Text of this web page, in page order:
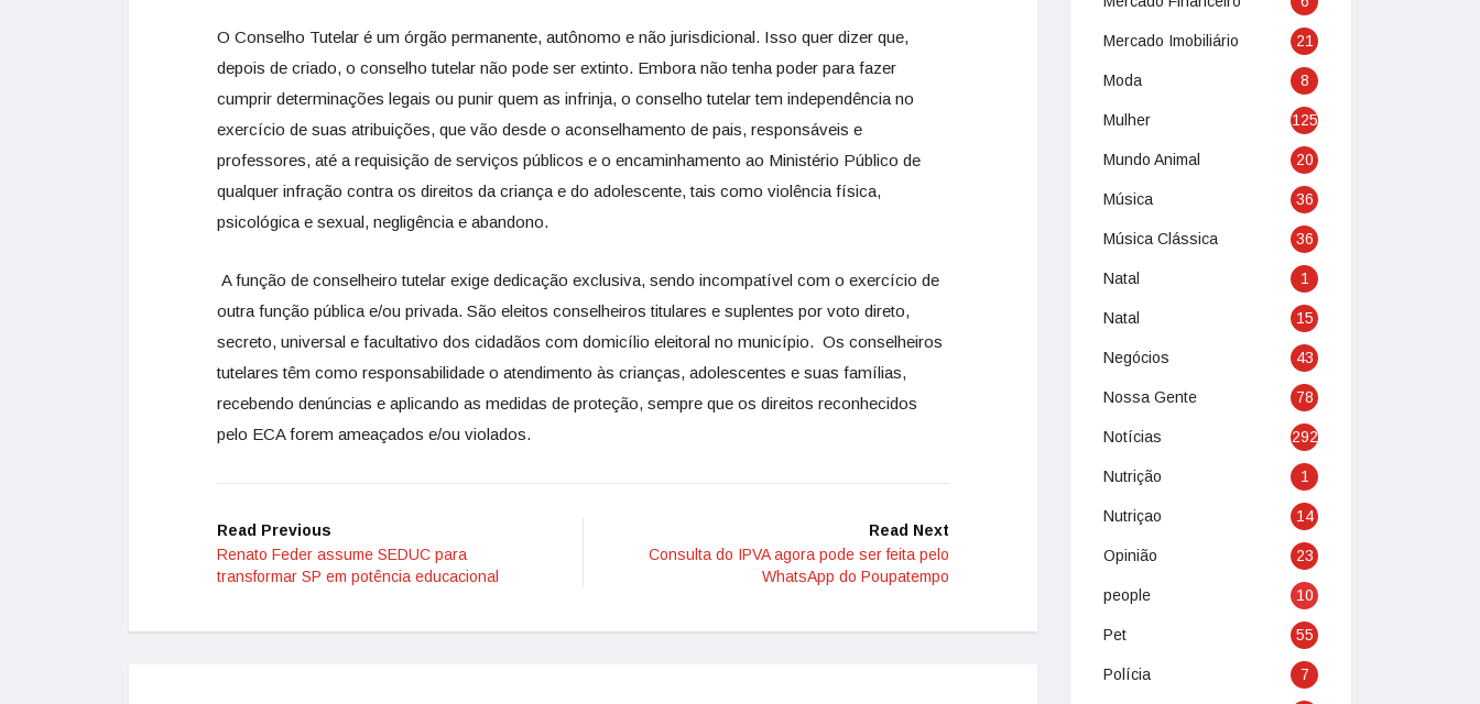
O Conselho Tutelar é um órgão permanente, autônomo e não jurisdicional. Isso quer dizer que,
depois de criado, o conselho tutelar não pode ser extinto. Embora não tenha poder para fazer
cumprir determinações legais ou punir quem as infrinja, o conselho tutelar tem independência no
exercício de suas atribuições, que vão desde o aconselhamento de pais, responsáveis e
professores, até a requisição de serviços públicos e o encaminhamento ao Ministério Público de
qualquer infração contra os direitos da criança e do adolescente, tais como violência física,
psicológica e sexual, negligência e abandono.
A função de conselheiro tutelar exige dedicação exclusiva, sendo incompatível com o exercício de
outra função pública e/ou privada. São eleitos conselheiros titulares e suplentes por voto direto,
secreto, universal e facultativo dos cidadãos com domicílio eleitoral no município. Os conselheiros
tutelares têm como responsabilidade o atendimento às crianças, adolescentes e suas famílias,
recebendo denúncias e aplicando as medidas de proteção, sempre que os direitos reconhecidos
pelo ECA forem ameaçados e/ou violados.
Read Previous
Renato Feder assume SEDUC para
transformar SP em potência educacional
Read Next
Consulta do IPVA agora pode ser feita pelo
WhatsApp do Poupatempo
Mercado Imobiliário 21
Moda 8
Mulher 125
Mundo Animal 20
Música 36
Música Clássica 36
Natal 1
Natal 15
Negócios 43
Nossa Gente 78
Notícias 292
Nutrição 1
Nutriçao 14
Opinião 23
people 10
Pet 55
Polícia 7